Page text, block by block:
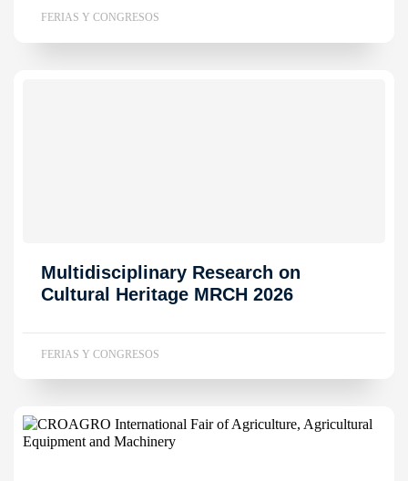
FERIAS Y CONGRESOS
Multidisciplinary Research on
Cultural Heritage MRCH 2026
FERIAS Y CONGRESOS